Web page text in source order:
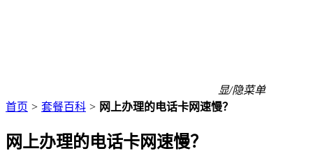
显/隐菜单
首页 > 套餐百科 > 网上办理的电话卡网速慢？
网上办理的电话卡网速慢？